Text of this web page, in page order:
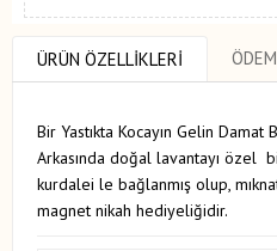
ÜRÜN ÖZELLIKLERI
Bir Yastıkta Kocayın Gelin
Arkasında doğal lavantayı özel
kurdalei le bağlanmış olup,
magnet nikah hediyeliğidir.